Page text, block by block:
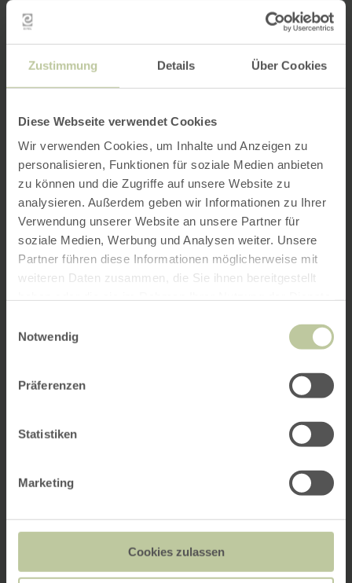
Zustimmung Details Über Cookies
Diese Webseite verwendet Cookies
Wir verwenden Cookies, um Inhalte und Anzeigen zu
personalisieren, Funktionen für soziale Medien anbieten
zu können und die Zugriffe auf unsere Website zu
analysieren. Außerdem geben wir Informationen zu Ihrer
Verwendung unserer Website an unsere Partner für
soziale Medien, Werbung und Analysen weiter. Unsere
Partner führen diese Informationen möglicherweise mit
weiteren Daten zusammen, die Sie ihnen bereitgestellt
Notwendig
Präferenzen
Statistiken
Marketing
Cookies zulassen